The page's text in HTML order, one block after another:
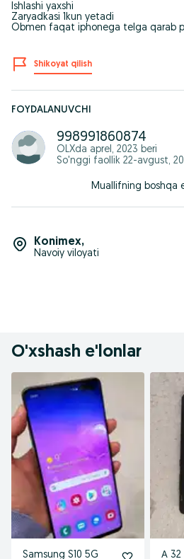
Ishlashi yaxshi
Zaryadkasi 1kun yetadi
Obmen faqat iphonega telga qarab
Shikoyat qilish
FOYDALANUVCHI
998991860874
OLXda aprel, 2023 beri
So'nggi faollik 22-avgust,
Muallifning boshqa
Konimex,
Navoiy viloyati
O'xshash e'lonlar
Samsung S10 5G А 32